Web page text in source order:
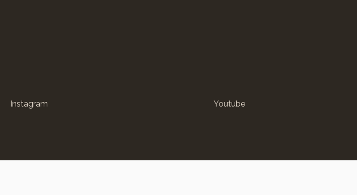
Instagram Youtube